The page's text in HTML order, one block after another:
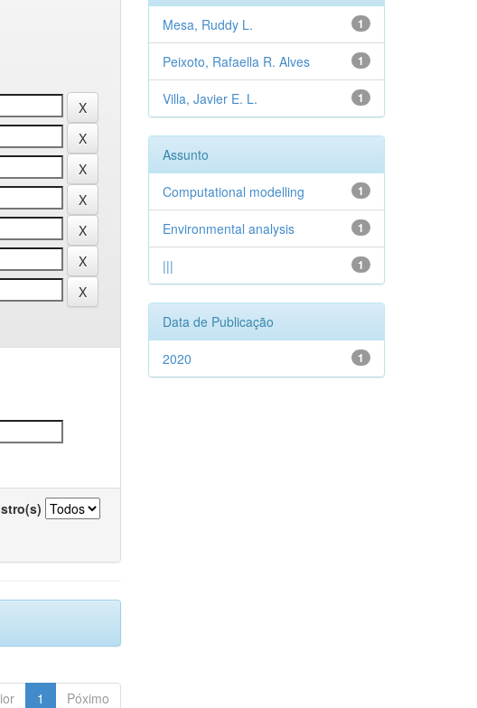
1 Póximo
1
Mesa, Ruddy L.
1
Peixoto, Rafaella R. Alves
1
Villa, Javier E. L.
Assunto
1
Computational modelling
1
Environmental analysis
1
|||
Data de Publicação
1
2020